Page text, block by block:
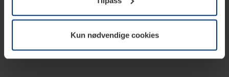
informasjonskapselen på sidenPersonvernerklæringpå
Kun nødvendige cookies